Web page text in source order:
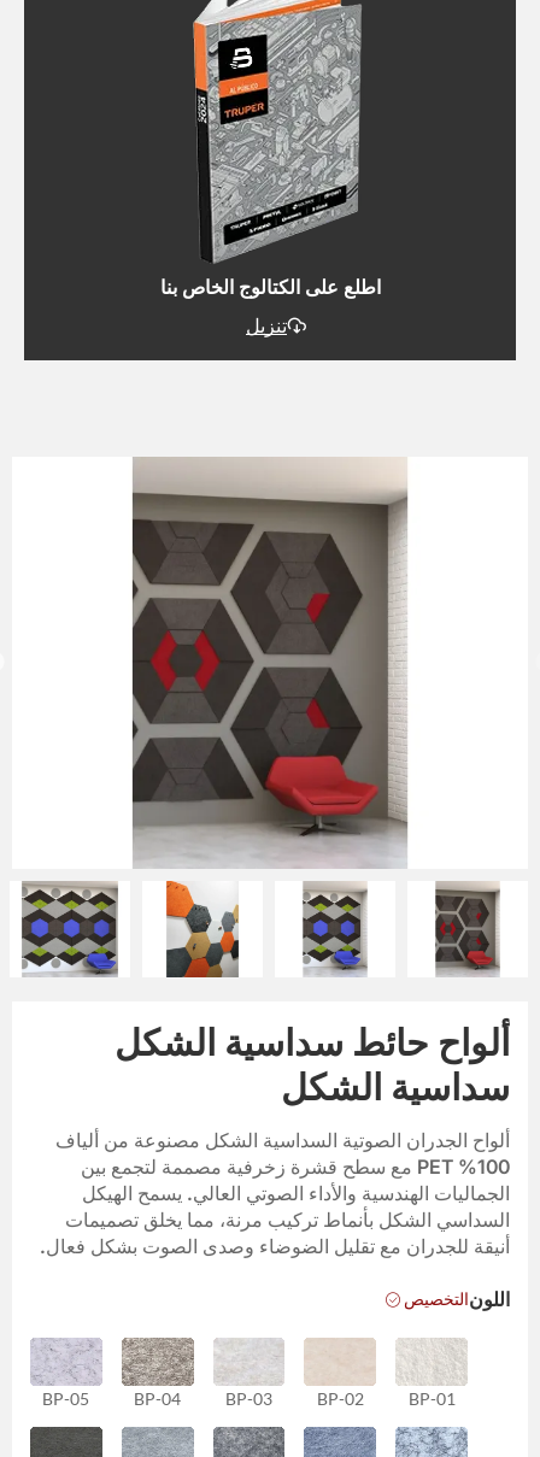
اطلع على الكتالوج الخاص بنا
تنزيل
ألواح حائط سداسية الشكل
سداسية الشكل
ألواح الجدران الصوتية السداسية الشكل مصنوعة من ألياف
100% PET مع سطح قشرة زخرفية مصممة لتجمع بين
الجماليات الهندسية والأداء الصوتي العالي. يسمح الهيكل
السداسي الشكل بأنماط تركيب مرنة، مما يخلق تصميمات
أنيقة للجدران مع تقليل الضوضاء وصدى الصوت بشكل فعال.
اللونالتخصيص
BP-01
BP-02
BP-03
BP-04
BP-05